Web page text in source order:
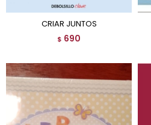
CRIAR JUNTOS
$ 690